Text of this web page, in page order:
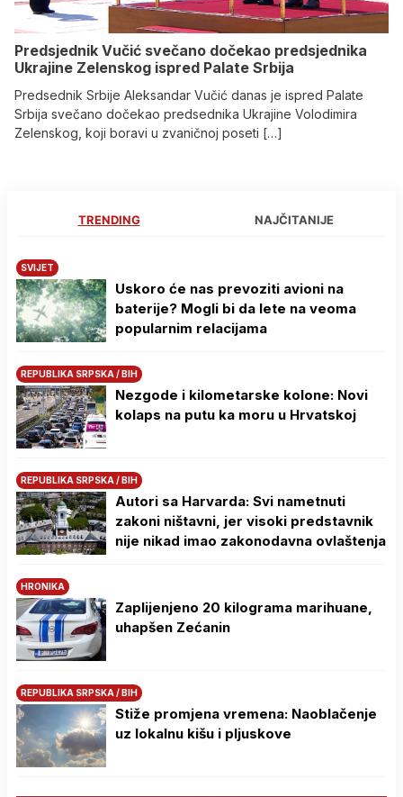
Predsjednik Vučić svečano dočekao predsjednika
Ukrajine Zelenskog ispred Palate Srbija
Predsednik Srbije Aleksandar Vučić danas je ispred Palate
Srbija svečano dočekao predsednika Ukrajine Volodimira
Zelenskog, koji boravi u zvaničnoj poseti […]
TRENDING NAJČITANIJE
SVIJET
Uskoro će nas prevoziti avioni na
baterije? Mogli bi da lete na veoma
popularnim relacijama
REPUBLIKA SRPSKA / BIH
Nezgode i kilometarske kolone: Novi
kolaps na putu ka moru u Hrvatskoj
REPUBLIKA SRPSKA / BIH
Autori sa Harvarda: Svi nametnuti
zakoni ništavni, jer visoki predstavnik
nije nikad imao zakonodavna ovlaštenja
HRONIKA
Zaplijenjeno 20 kilograma marihuane,
uhapšen Zećanin
REPUBLIKA SRPSKA / BIH
Stiže promjena vremena: Naoblačenje
uz lokalnu kišu i pljuskove